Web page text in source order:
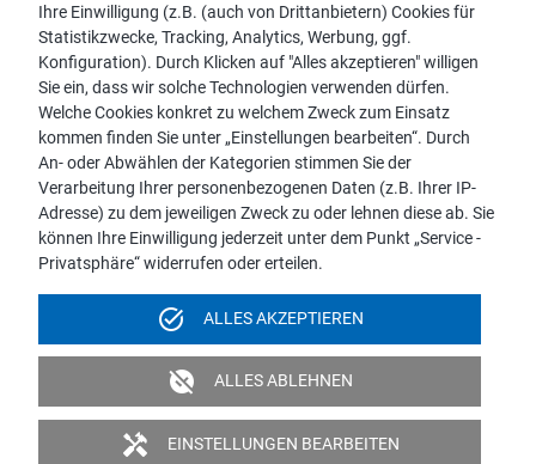
Ihre Einwilligung (z.B. (auch von Drittanbietern) Cookies für
Statistikzwecke, Tracking, Analytics, Werbung, ggf.
Konfiguration). Durch Klicken auf "Alles akzeptieren" willigen
Sie ein, dass wir solche Technologien verwenden dürfen.
Welche Cookies konkret zu welchem Zweck zum Einsatz
kommen finden Sie unter „Einstellungen bearbeiten“. Durch
An- oder Abwählen der Kategorien stimmen Sie der
Verarbeitung Ihrer personenbezogenen Daten (z.B. Ihrer IP-
Adresse) zu dem jeweiligen Zweck zu oder lehnen diese ab. Sie
können Ihre Einwilligung jederzeit unter dem Punkt „Service -
Privatsphäre“ widerrufen oder erteilen.
task_alt ALLES AKZEPTIEREN
unpublished ALLES ABLEHNEN
handyman EINSTELLUNGEN BEARBEITEN
Kontakt zu proWIN
Service-FAQ
Hinweis:
Aus Gründen der leichteren Lesbarkeit wird die männliche
Sprachform bei personenbezogenen Substantiven und
Pronomen verwendet. Dies impliziert jedoch keine
Benachteiligung, sondern soll im Sinne der sprachlichen
Vereinfachung als geschlechtsneutral zu verstehen sein.
Politik & Verpflichtungserklärung